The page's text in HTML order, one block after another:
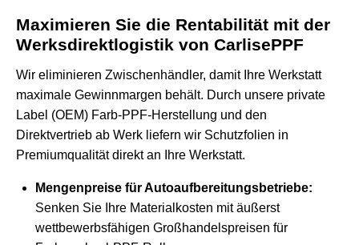
Maximieren Sie die Rentabilität mit der
Werksdirektlogistik von CarlisePPF
Wir eliminieren Zwischenhändler, damit Ihre Werkstatt
maximale Gewinnmargen behält. Durch unsere private
Label (OEM) Farb-PPF-Herstellung und den
Direktvertrieb ab Werk liefern wir Schutzfolien in
Premiumqualität direkt an Ihre Werkstatt.
Mengenpreise für Autoaufbereitungsbetriebe:
Senken Sie Ihre Materialkosten mit äußerst
wettbewerbsfähigen Großhandelspreisen für